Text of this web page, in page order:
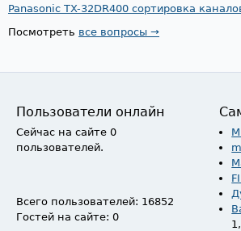
Panasonic TX-32DR400 сортировка
Посмотреть все вопросы →
Пользователи онлайн
Сейчас на сайте 0
пользователей.
Всего пользователей: 16852
Гостей на сайте: 0